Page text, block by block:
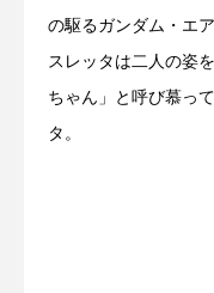
の駆るガンダム・エ
スレッタは二人の姿
ちゃん」と呼び慕っ
タ。